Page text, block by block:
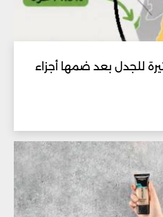
للجدل بعد ضمها أجزاء